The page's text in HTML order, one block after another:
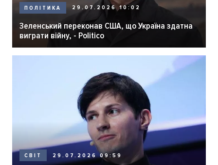
ПОЛІТИКА 29.07.2026 10:02
Зеленський переконав США, що Україна здатна
виграти війну, - Politico
СВІТ 29.07.2026 09:59